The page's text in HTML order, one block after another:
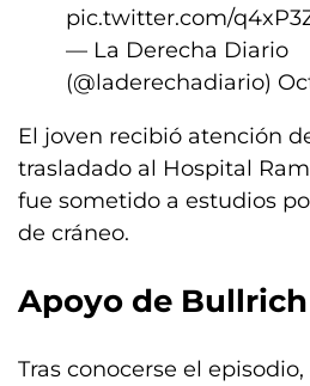
pic.twitter.com/
— La Derecha Diario
(@laderechadiario)
El joven recibió atención
trasladado al Hospital
fue sometido a estudios
de cráneo.
Apoyo de Bullrich
Tras conocerse el